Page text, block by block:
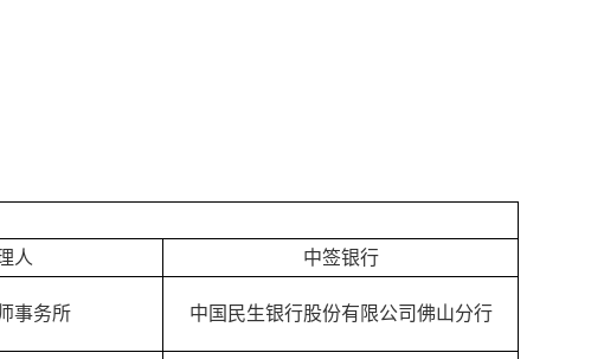
人 中签银行
事务所 中国民生银行股份有限公司佛山分行